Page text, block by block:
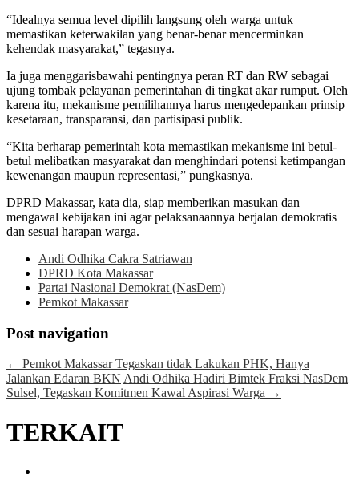
“Idealnya semua level dipilih langsung oleh warga untuk
memastikan keterwakilan yang benar-benar mencerminkan
kehendak masyarakat,” tegasnya.
Ia juga menggarisbawahi pentingnya peran RT dan RW sebagai
ujung tombak pelayanan pemerintahan di tingkat akar rumput. Oleh
karena itu, mekanisme pemilihannya harus mengedepankan prinsip
kesetaraan, transparansi, dan partisipasi publik.
“Kita berharap pemerintah kota memastikan mekanisme ini betul-
betul melibatkan masyarakat dan menghindari potensi ketimpangan
kewenangan maupun representasi,” pungkasnya.
DPRD Makassar, kata dia, siap memberikan masukan dan
mengawal kebijakan ini agar pelaksanaannya berjalan demokratis
dan sesuai harapan warga.
Andi Odhika Cakra Satriawan
DPRD Kota Makassar
Partai Nasional Demokrat (NasDem)
Pemkot Makassar
Post navigation
← Pemkot Makassar Tegaskan tidak Lakukan PHK, Hanya
Jalankan Edaran BKN Andi Odhika Hadiri Bimtek Fraksi NasDem
Sulsel, Tegaskan Komitmen Kawal Aspirasi Warga →
TERKAIT